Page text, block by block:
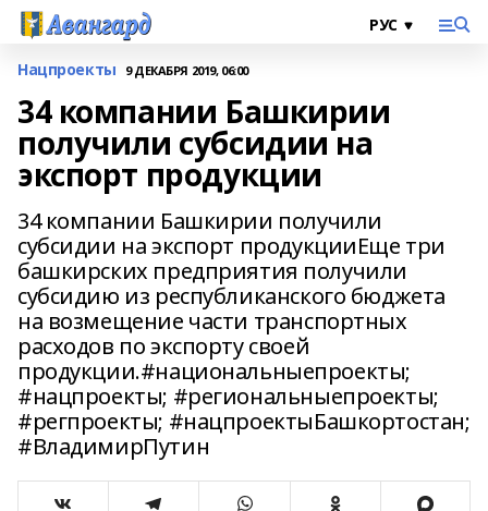
Нацпроекты 9 ДЕКАБРЯ 2019, 06:00
34 компании Башкирии
получили субсидии на
экспорт продукции
34 компании Башкирии получили
субсидии на экспорт продукцииЕще три
башкирских предприятия получили
субсидию из республиканского бюджета
на возмещение части транспортных
расходов по экспорту своей
продукции.#национальныепроекты;
#нацпроекты; #региональныепроекты;
#регпроекты; #нацпроектыБашкортостан;
#ВладимирПутин